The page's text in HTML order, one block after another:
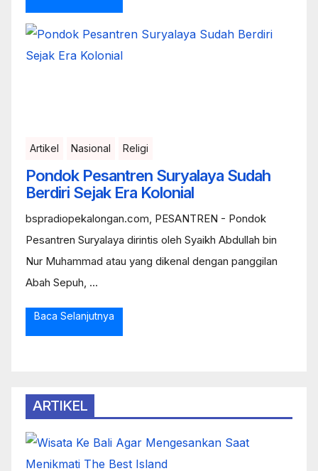
Artikel Nasional Religi
Pondok Pesantren Suryalaya Sudah
Berdiri Sejak Era Kolonial
bspradiopekalongan.com, PESANTREN - Pondok
Pesantren Suryalaya dirintis oleh Syaikh Abdullah bin
Nur Muhammad atau yang dikenal dengan panggilan
Abah Sepuh, ...
Baca Selanjutnya
ARTIKEL